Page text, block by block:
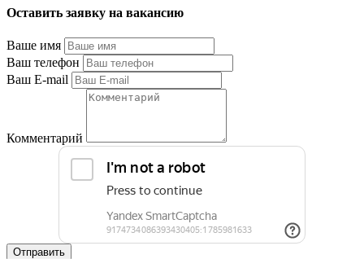
Оставить заявку на вакансию
Ваше имя
Ваш телефон
Ваш E-mail
Комментарий
Отправить